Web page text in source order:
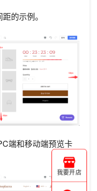
的示例。
端和移动端预览卡
我要开店